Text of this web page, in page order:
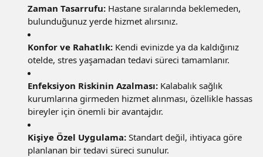
Zaman Tasarrufu: Hastane sıralarında beklemeden,
bulunduğunuz yerde hizmet alırsınız.
Konfor ve Rahatlık: Kendi evinizde ya da kaldığınız
otelde, stres yaşamadan tedavi süreci tamamlanır.
Enfeksiyon Riskinin Azalması: Kalabalık sağlık
kurumlarına girmeden hizmet alınması, özellikle hassas
bireyler için önemli bir avantajdır.
Kişiye Özel Uygulama: Standart değil, ihtiyaca göre
planlanan bir tedavi süreci sunulur.